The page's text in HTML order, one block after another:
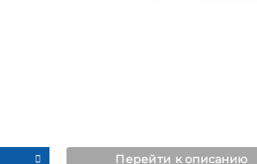
Перейти к описанию